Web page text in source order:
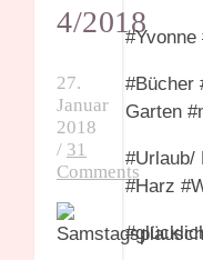
4/2018
27.
Januar
2018
/ 31
Comments
#Yvonne
#Bücher
Garten
#Urlaub/
#Harz